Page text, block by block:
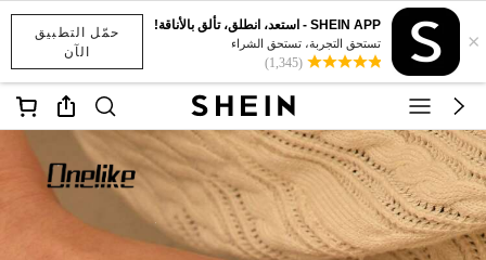
حمّل التطبيق
الآن
×
SHEIN APP - استعد، انطلق، تألق بالأناقة!
تستحق التجربة، تستحق الشراء
(1,345)